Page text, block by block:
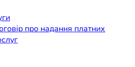
про надання платних